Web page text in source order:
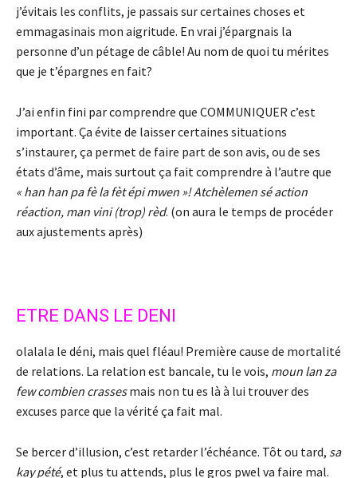
j’évitais les conflits, je passais sur certaines choses et
emmagasinais mon aigritude. En vrai j’épargnais la
personne d’un pétage de câble! Au nom de quoi tu mérites
que je t’épargnes en fait?
J’ai enfin fini par comprendre que COMMUNIQUER c’est
important. Ça évite de laisser certaines situations
s’instaurer, ça permet de faire part de son avis, ou de ses
états d’âme, mais surtout ça fait comprendre à l’autre que
« han han pa fè la fèt épi mwen »! Atchèlemen sé action
réaction, man vini (trop) rèd. (on aura le temps de procéder
aux ajustements après)
ETRE DANS LE DENI
olalala le déni, mais quel fléau! Première cause de mortalité
de relations. La relation est bancale, tu le vois, moun lan za
few combien crassesmais non tu es là à lui trouver des
excuses parce que la vérité ça fait mal.
Se bercer d’illusion, c’est retarder l’échéance. Tôt ou tard, sa
kay pété, et plus tu attends, plus le gros pwel va faire mal.